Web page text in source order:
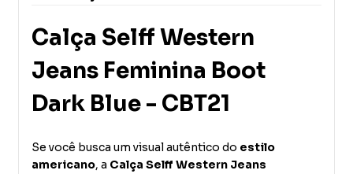
Calça Selff Western
Jeans Feminina Boot
Dark Blue - CBT21
Se você busca um visual autêntico do estilo
americano, a Calça Selff Western Jeans